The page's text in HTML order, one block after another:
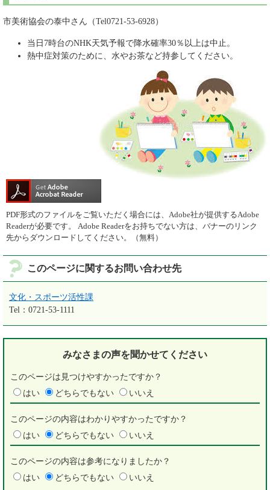
市美術協会の泰中さん（Tel0721-53-6928）
当日7時台のNHK天気予報で降水確率30％以上は中止。
熱中症対策のために、水やお茶など持参してください。
PDF形式のファイルをご覧いただく場合には、Adobe社が提供するAdobe
Readerが必要です。
Adobe Readerをお持ちでない方は、バナーのリンク
先からダウンロードしてください。（無料）
このページに関するお問い合わせ先
文化・スポーツ活性課
Tel：0721-53-1111
みなさまの声を聞かせてください
このページは見つけやすかったですか？
はい
どちらでもない いいえ
このページの内容はわかりやすかったですか？
はい
どちらでもない いいえ
このページの内容は参考になりましたか？
はい
どちらでもない いいえ